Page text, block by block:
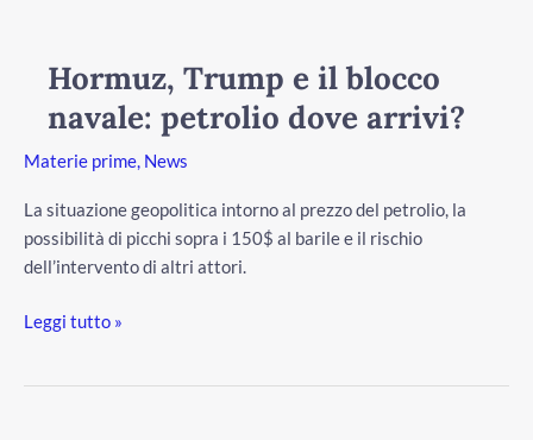
Hormuz, Trump e il blocco
navale: petrolio dove arrivi?
Materie prime News
La situazione geopolitica intorno al prezzo del petrolio, la
possibilità di picchi sopra i 150$ al barile e il rischio
dell’intervento di altri attori.
blocco
petrolio
dove
arrivi?
Leggi tutto »